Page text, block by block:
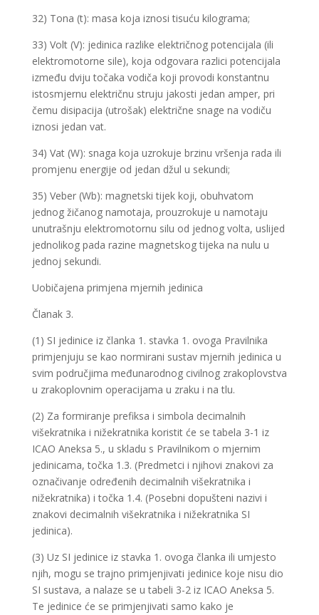
32) Tona (t): masa koja iznosi tisuću kilograma;
33) Volt (V): jedinica razlike električnog potencijala (ili
elektromotorne sile), koja odgovara razlici potencijala
između dviju točaka vodiča koji provodi konstantnu
istosmjernu električnu struju jakosti jedan amper, pri
čemu disipacija (utrošak) električne snage na vodiču
iznosi jedan vat.
34) Vat (W): snaga koja uzrokuje brzinu vršenja rada ili
promjenu energije od jedan džul u sekundi;
35) Veber (Wb): magnetski tijek koji, obuhvatom
jednog žičanog namotaja, prouzrokuje u namotaju
unutrašnju elektromotornu silu od jednog volta, uslijed
jednolikog pada razine magnetskog tijeka na nulu u
jednoj sekundi.
Uobičajena primjena mjernih jedinica
Članak 3.
(1) SI jedinice iz članka 1. stavka 1. ovoga Pravilnika
primjenjuju se kao normirani sustav mjernih jedinica u
svim područjima međunarodnog civilnog zrakoplovstva
u zrakoplovnim operacijama u zraku i na tlu.
(2) Za formiranje prefiksa i simbola decimalnih
višekratnika i nižekratnika koristit će se tabela 3-1 iz
ICAO Aneksa 5., u skladu s Pravilnikom o mjernim
jedinicama, točka 1.3. (Predmetci i njihovi znakovi za
označivanje određenih decimalnih višekratnika i
nižekratnika) i točka 1.4. (Posebni dopušteni nazivi i
znakovi decimalnih višekratnika i nižekratnika SI
jedinica).
(3) Uz SI jedinice iz stavka 1. ovoga članka ili umjesto
njih, mogu se trajno primjenjivati jedinice koje nisu dio
SI sustava, a nalaze se u tabeli 3-2 iz ICAO Aneksa 5.
Te jedinice će se primjenjivati samo kako je